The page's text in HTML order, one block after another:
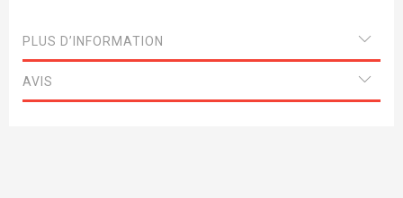
PLUS D’INFORMATION
AVIS